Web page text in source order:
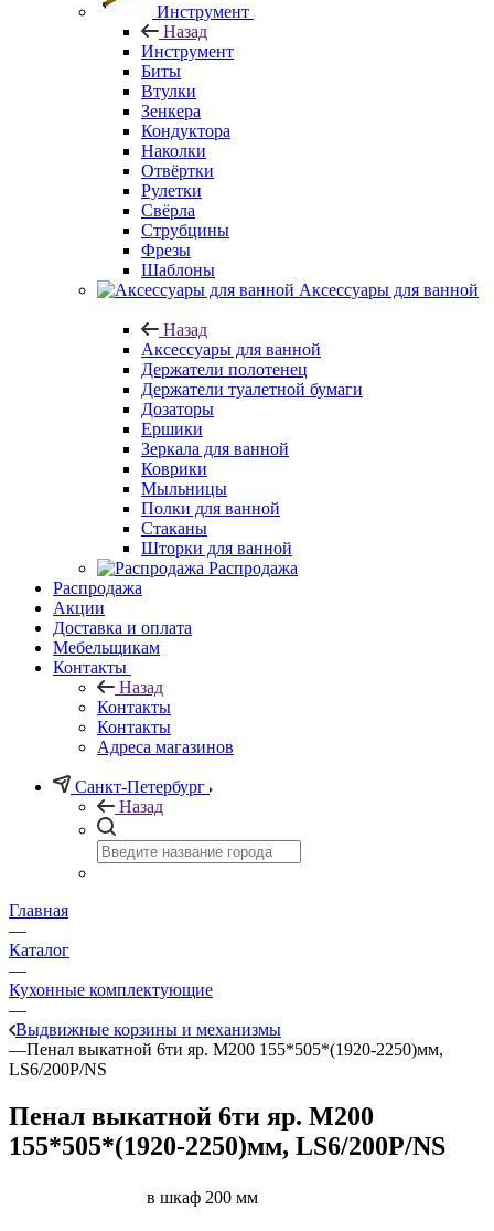
Инструмент
Назад
Инструмент
Биты
Втулки
Зенкера
Кондуктора
Наколки
Отвёртки
Рулетки
Свёрла
Струбцины
Фрезы
Шаблоны
Аксессуары для ванной
Назад
Аксессуары для ванной
Держатели полотенец
Держатели туалетной бумаги
Дозаторы
Ершики
Зеркала для ванной
Коврики
Мыльницы
Полки для ванной
Стаканы
Шторки для ванной
Распродажа
Распродажа
Акции
Доставка и оплата
Мебельщикам
Контакты
Назад
Контакты
Контакты
Адреса магазинов
Санкт-Петербург
Назад
Главная
—
Каталог
—
Кухонные комплектующие
—
Выдвижные корзины и механизмы
—Пенал выкатной 6ти яр. M200 155*505*(1920-2250)мм,
LS6/200P/NS
Пенал выкатной 6ти яр. M200
155*505*(1920-2250)мм, LS6/200P/NS
в шкаф 200 мм